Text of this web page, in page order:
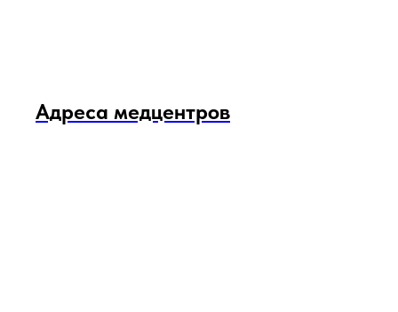
Адреса медцентров